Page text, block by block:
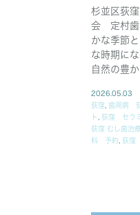
杉並区荻
会 定村歯
かな季節
な時期に
自然の豊
2026.05.03
荻窪
歯周病
ト
荻窪 セラ
荻窪 むし歯治
科 予約
荻窪